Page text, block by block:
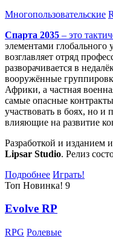
Многопользовательские
Спарта 2035 – это
элементами глобального
возглавляет отряд
разворачивается в
вооружённые
Африки, а частная
самые опасные
участвовать в боях, но и
влияющие на развитие
Разработкой и изданием
Lipsar Studio. Релиз
Подробнее Играть!
Топ Новинка! 9
Evolve RP
RPG Ролевые